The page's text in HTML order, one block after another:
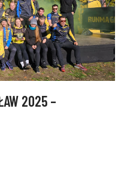
2025 –